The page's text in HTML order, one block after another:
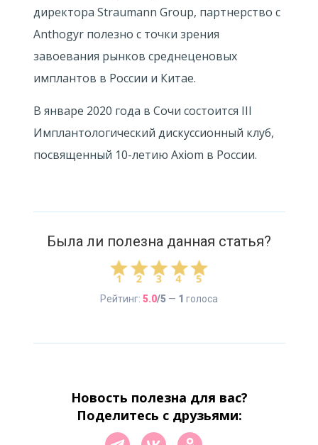
директора Straumann Group, партнерство с
Anthogyr полезно с точки зрения
завоевания рынков среднеценовых
имплантов в России и Китае.
В январе 2020 года в Сочи состоится III
Имплантологический дискуссионный клуб,
посвященный 10-летию Axiom в России.
Была ли полезна данная статья?
Рейтинг: 5.0/5 — 1 голоса
Новость полезна для вас?
Поделитесь с друзьями: